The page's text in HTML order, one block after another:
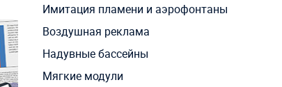
Имитация пламени и аэрофонтаны
Воздушная реклама
Надувные бассейны
Мягкие модули